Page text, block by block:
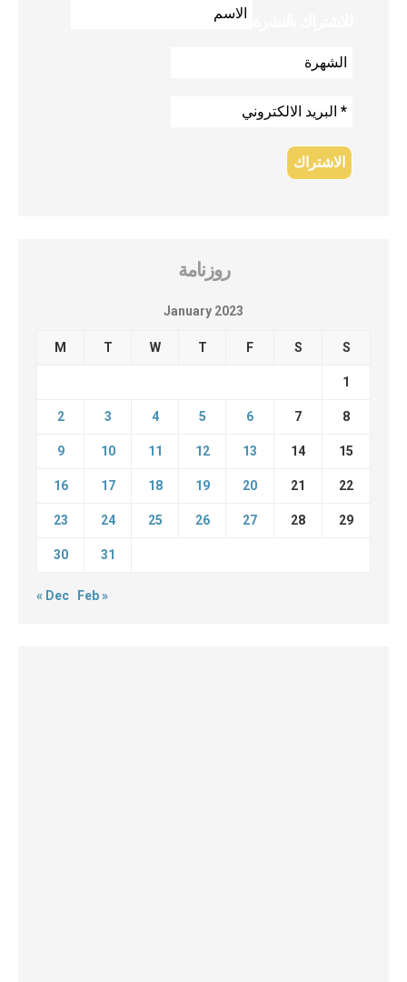
روزنامة
January 2023
M T W T F S S
1
2 3 4 5 6 7 8
9 10 11 12 13 14 15
16 17 18 19 20 21 22
23 24 25 26 27 28 29
30 31
« Dec Feb »